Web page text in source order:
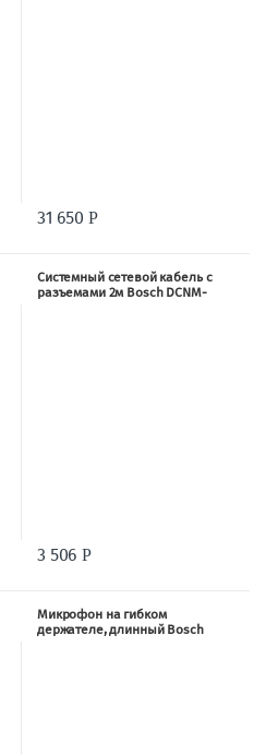
31 650Р
Системный сетевой кабель с
разъемами 2м Bosch DCNM-
3 506Р
Микрофон на гибком
держателе, длинный Bosch